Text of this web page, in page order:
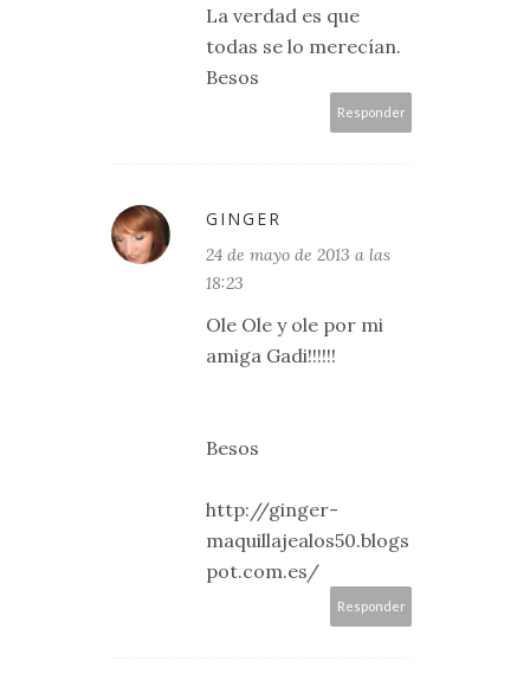
La verdad es que
todas se lo merecían.
Besos
Responder
GINGER
24 de mayo de 2013 a las
18:23
Ole Ole y ole por mi
amiga Gadi!!!!!!
Besos
http://ginger-
maquillajealos50.blogs
pot.com.es/
Responder